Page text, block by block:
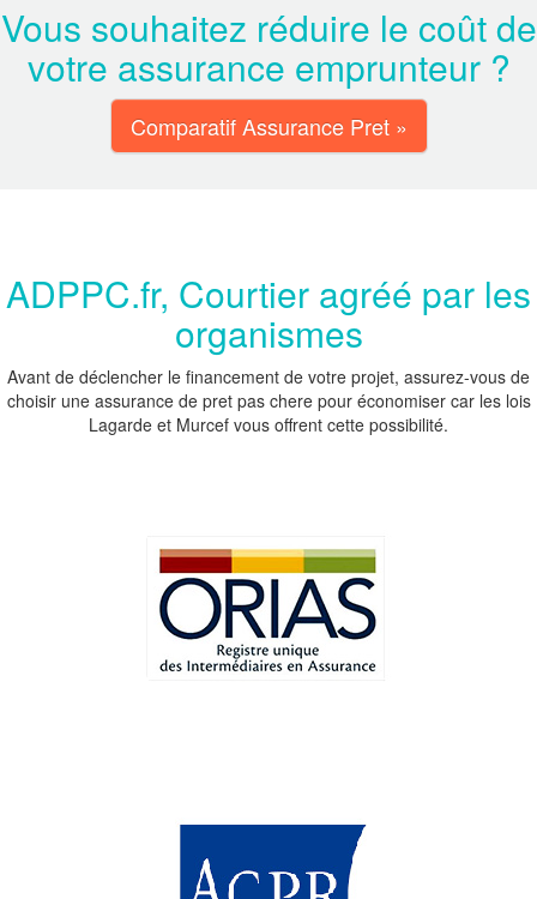
Vous souhaitez réduire le coût de
votre assurance emprunteur ?
Comparatif Assurance Pret »
ADPPC.fr, Courtier agréé par les
organismes
Avant de déclencher le financement de votre projet, assurez-vous de
choisir une assurance de pret pas chere pour économiser car les lois
Lagarde et Murcef vous offrent cette possibilité.